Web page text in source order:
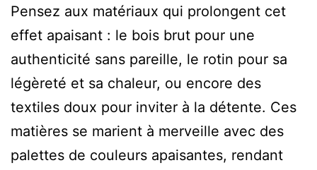
Pensez aux matériaux qui prolongent cet
effet apaisant : le bois brut pour une
authenticité sans pareille, le rotin pour sa
légèreté et sa chaleur, ou encore des
textiles doux pour inviter à la détente. Ces
matières se marient à merveille avec des
palettes de couleurs apaisantes, rendant